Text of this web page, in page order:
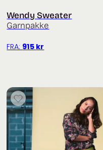
Wendy Sweater
Garnpakke
FRA: 915 kr